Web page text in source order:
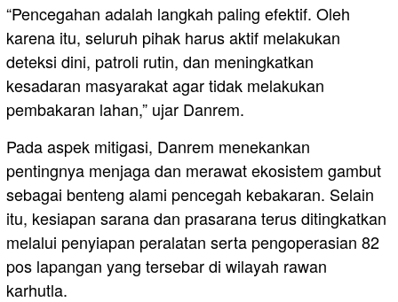
“Pencegahan adalah langkah paling efektif. Oleh
karena itu, seluruh pihak harus aktif melakukan
deteksi dini, patroli rutin, dan meningkatkan
kesadaran masyarakat agar tidak melakukan
pembakaran lahan,” ujar Danrem.
Pada aspek mitigasi, Danrem menekankan
pentingnya menjaga dan merawat ekosistem gambut
sebagai benteng alami pencegah kebakaran. Selain
itu, kesiapan sarana dan prasarana terus ditingkatkan
melalui penyiapan peralatan serta pengoperasian 82
pos lapangan yang tersebar di wilayah rawan
karhutla.